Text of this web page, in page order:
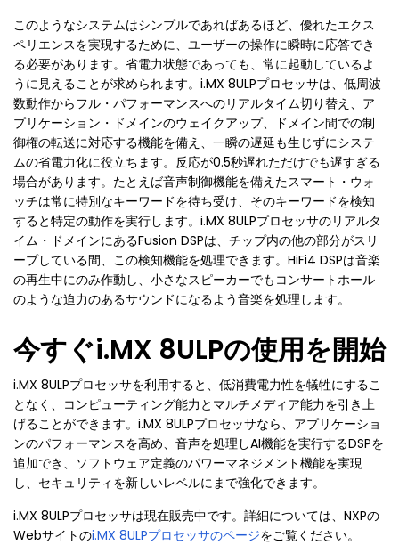
このようなシステムはシンプルであればあるほど、優れたエクス
ペリエンスを実現するために、ユーザーの操作に瞬時に応答でき
る必要があります。省電力状態であっても、常に起動しているよ
うに見えることが求められます。i.MX 8ULPプロセッサは、低周波
数動作からフル・パフォーマンスへのリアルタイム切り替え、ア
プリケーション・ドメインのウェイクアップ、ドメイン間での制
御権の転送に対応する機能を備え、一瞬の遅延も生じずにシステ
ムの省電力化に役立ちます。反応が0.5秒遅れただけでも遅すぎる
場合があります。たとえば音声制御機能を備えたスマート・ウォ
ッチは常に特別なキーワードを待ち受け、そのキーワードを検知
すると特定の動作を実行します。i.MX 8ULPプロセッサのリアルタ
イム・ドメインにあるFusion DSPは、チップ内の他の部分がスリ
ープしている間、この検知機能を処理できます。HiFi4 DSPは音楽
の再生中にのみ作動し、小さなスピーカーでもコンサートホール
のような迫力のあるサウンドになるよう音楽を処理します。
今すぐi.MX 8ULPの使用を開始
i.MX 8ULPプロセッサを利用すると、低消費電力性を犠牲にするこ
となく、コンピューティング能力とマルチメディア能力を引き上
げることができます。i.MX 8ULPプロセッサなら、アプリケーショ
ンのパフォーマンスを高め、音声を処理しAI機能を実行するDSPを
追加でき、ソフトウェア定義のパワーマネジメント機能を実現
し、セキュリティを新しいレベルにまで強化できます。
i.MX 8ULPプロセッサは現在販売中です。詳細については、NXPの
Webサイトのi.MX 8ULPプロセッサのページをご覧ください。